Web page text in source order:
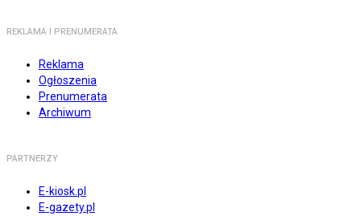
REKLAMA I PRENUMERATA
Reklama
Ogłoszenia
Prenumerata
Archiwum
PARTNERZY
E-kiosk.pl
E-gazety.pl